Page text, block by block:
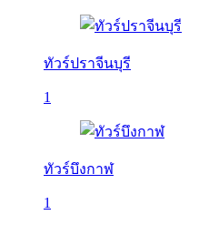
ทัวร์ปราจีนบุรี
1
ทัวร์บึงกาฬ
1